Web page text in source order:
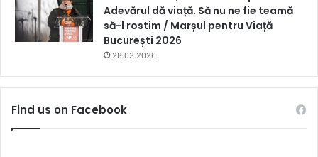
Adevărul dă viață. Să nu ne fie teamă
să-l rostim / Marșul pentru Viață
București 2026
28.03.2026
Find us on Facebook